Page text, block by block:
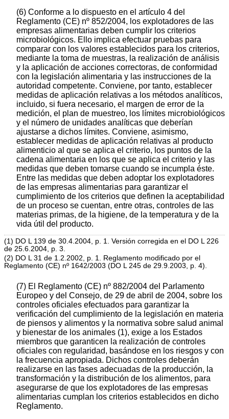
(6) Conforme a lo dispuesto en el artículo 4 del
Reglamento (CE) nº 852/2004, los explotadores de las
empresas alimentarias deben cumplir los criterios
microbiológicos. Ello implica efectuar pruebas para
comparar con los valores establecidos para los criterios,
mediante la toma de muestras, la realización de análisis
y la aplicación de acciones correctoras, de conformidad
con la legislación alimentaria y las instrucciones de la
autoridad competente. Conviene, por tanto, establecer
medidas de aplicación relativas a los métodos analíticos,
incluido, si fuera necesario, el margen de error de la
medición, el plan de muestreo, los límites microbiológicos
y el número de unidades analíticas que deberían
ajustarse a dichos límites. Conviene, asimismo,
establecer medidas de aplicación relativas al producto
alimenticio al que se aplica el criterio, los puntos de la
cadena alimentaria en los que se aplica el criterio y las
medidas que deben tomarse cuando se incumpla éste.
Entre las medidas que deben adoptar los explotadores
de las empresas alimentarias para garantizar el
cumplimiento de los criterios que definen la aceptabilidad
de un proceso se cuentan, entre otras, controles de las
materias primas, de la higiene, de la temperatura y de la
vida útil del producto.
(1) DO L 139 de 30.4.2004, p. 1. Versión corregida en el DO L 226
de 25.6.2004, p. 3.
(2) DO L 31 de 1.2.2002, p. 1. Reglamento modificado por el
Reglamento (CE) nº 1642/2003 (DO L 245 de 29.9.2003, p. 4).
(7) El Reglamento (CE) nº 882/2004 del Parlamento
Europeo y del Consejo, de 29 de abril de 2004, sobre los
controles oficiales efectuados para garantizar la
verificación del cumplimiento de la legislación en materia
de piensos y alimentos y la normativa sobre salud animal
y bienestar de los animales (1), exige a los Estados
miembros que garanticen la realización de controles
oficiales con regularidad, basándose en los riesgos y con
la frecuencia apropiada. Dichos controles deberán
realizarse en las fases adecuadas de la producción, la
transformación y la distribución de los alimentos, para
asegurarse de que los explotadores de las empresas
alimentarias cumplan los criterios establecidos en dicho
Reglamento.